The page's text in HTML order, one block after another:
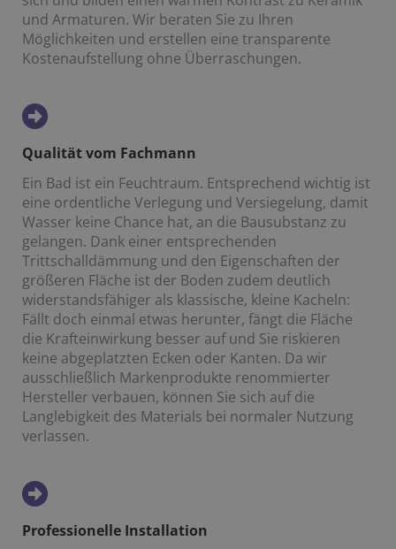
und Armaturen. Wir beraten Sie zu Ihren
Möglichkeiten und erstellen eine transparente
Kostenaufstellung ohne Überraschungen.
Qualität vom Fachmann
Ein Bad ist ein Feuchtraum. Entsprechend wichtig ist
eine ordentliche Verlegung und Versiegelung, damit
Wasser keine Chance hat, an die Bausubstanz zu
gelangen. Dank einer entsprechenden
Trittschalldämmung und den Eigenschaften der
größeren Fläche ist der Boden zudem deutlich
widerstandsfähiger als klassische, kleine Kacheln:
Fällt doch einmal etwas herunter, fängt die Fläche
die Krafteinwirkung besser auf und Sie riskieren
keine abgeplatzten Ecken oder Kanten. Da wir
ausschließlich Markenprodukte renommierter
Hersteller verbauen, können Sie sich auf die
Langlebigkeit des Materials bei normaler Nutzung
verlassen.
Professionelle Installation